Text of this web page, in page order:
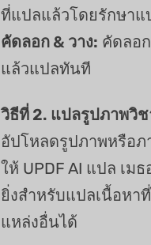
ที่แปลแล้วโดยรักษาแ
คัดลอก & วาง: คัดลอ
แล้วแปลทันที
วิธีที่ 2. แปลรูปภาพวิช
อัปโหลดรูปภาพหรือภ
ให้ UPDF AI แปล เม
ยิ่งสำหรับแปลเนื้อหา
แหล่งอื่นได้